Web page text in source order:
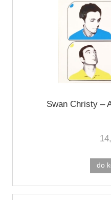
Swan Christy ‎–
do